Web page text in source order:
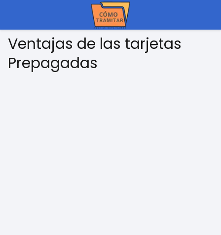
Ventajas de las tarjetas
Prepagadas